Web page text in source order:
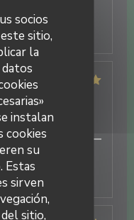
socios
sitio,
la
instalan
cookies
su
Estas
sirven
sitio,
5/5 Calidad / Precio
5/5 Calidad / Precio
devenir fiers et
les règles de l'art